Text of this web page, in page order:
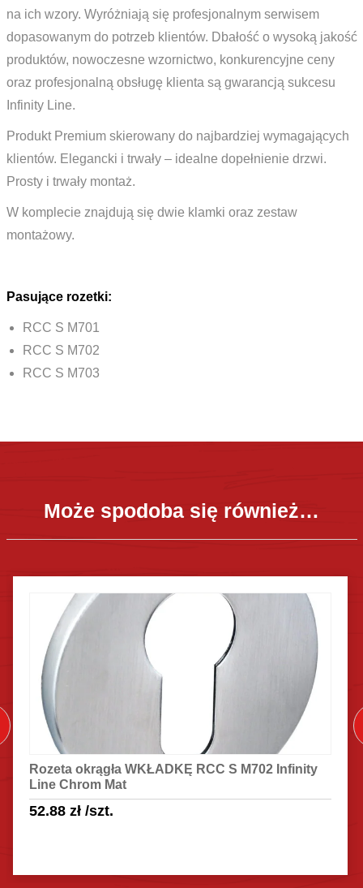
na ich wzory. Wyróżniają się profesjonalnym serwisem
dopasowanym do potrzeb klientów. Dbałość o wysoką jakość
produktów, nowoczesne wzornictwo, konkurencyjne ceny
oraz profesjonalną obsługę klienta są gwarancją sukcesu
Infinity Line.
Produkt Premium skierowany do najbardziej wymagających
klientów. Elegancki i trwały – idealne dopełnienie drzwi.
Prosty i trwały montaż.
W komplecie znajdują się dwie klamki oraz zestaw
montażowy.
Pasujące rozetki:
RCC S M701
RCC S M702
RCC S M703
Może spodoba się również…
Rozeta okrągła WKŁADKĘ RCC S M702 Infinity
Line Chrom Mat
52.88zł /szt.